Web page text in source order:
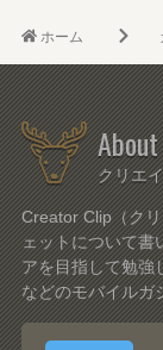
ホーム
クリエ
Creator Clip（ク
ェットについて書
アを目指して勉強
などのモバイルガ